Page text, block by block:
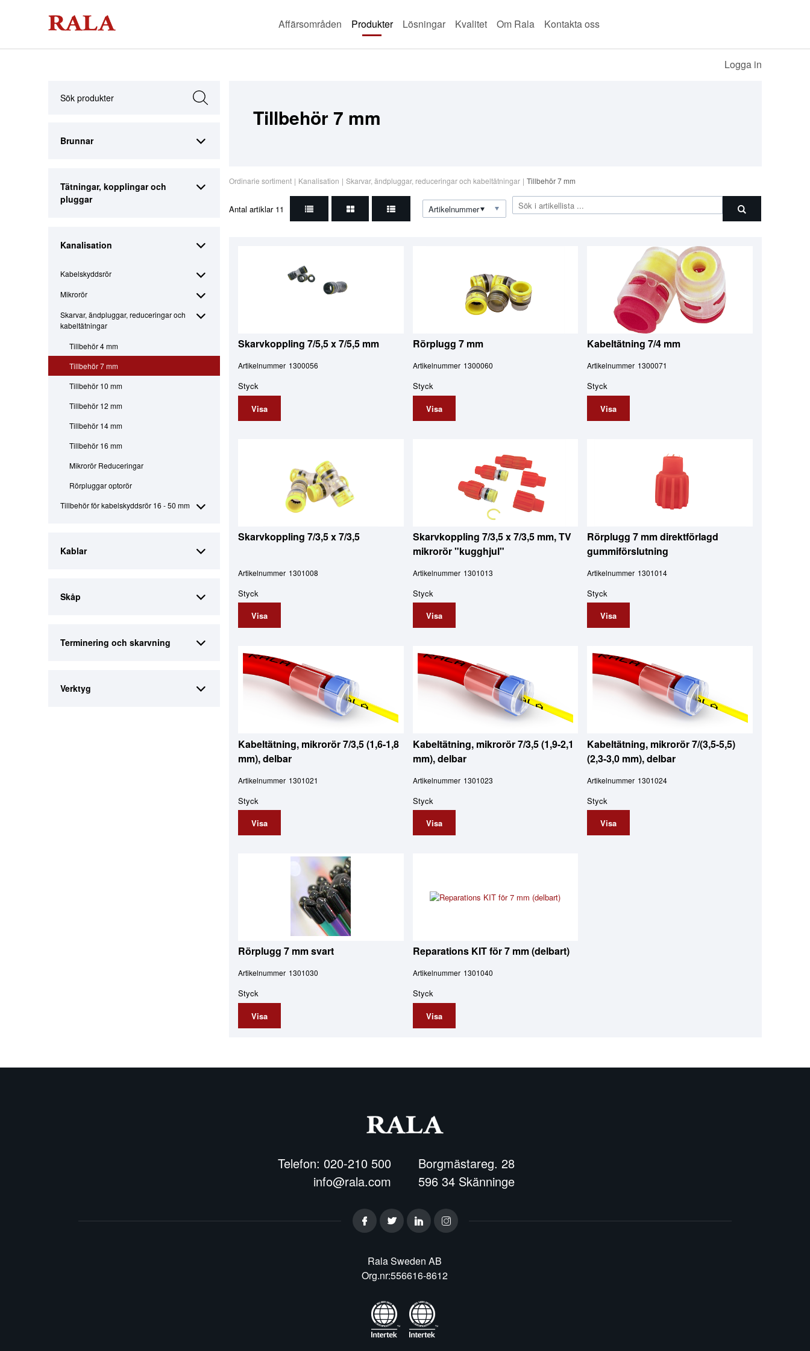
Affärsområden Produkter Lösningar Kvalitet Om Rala Kontakta oss
Logga in
Brunnar
Tätningar, kopplingar och
pluggar
Kanalisation
Kabelskyddsrör
Mikrorör
Skarvar, ändpluggar, reduceringar och
kabeltätningar
Tillbehör 4 mm
Tillbehör 7 mm
Tillbehör 10 mm
Tillbehör 12 mm
Tillbehör 14 mm
Tillbehör 16 mm
Mikrorör Reduceringar
Rörpluggar optorör
Tillbehör för kabelskyddsrör 16 - 50 mm
Kablar
Skåp
Terminering och skarvning
Verktyg
Tillbehör 7 mm
Ordinarie sortiment | Kanalisation | Skarvar, ändpluggar, reduceringar och kabeltätningar | Tillbehör 7 mm
Antal artiklar 11 Artikelnummer
Skarvkoppling 7/5,5 x 7/5,5 mm
Artikelnummer 1300056
Styck
Visa
Rörplugg 7 mm
Artikelnummer 1300060
Styck
Visa
Kabeltätning 7/4 mm
Artikelnummer 1300071
Styck
Visa
Skarvkoppling 7/3,5 x 7/3,5
Artikelnummer 1301008
Styck
Visa
Skarvkoppling 7/3,5 x 7/3,5 mm, TV
mikrorör "kugghjul"
Artikelnummer 1301013
Styck
Visa
Rörplugg 7 mm direktförlagd
gummiförslutning
Artikelnummer 1301014
Styck
Visa
Kabeltätning, mikrorör 7/3,5 (1,6-1,8
mm), delbar
Artikelnummer 1301021
Styck
Visa
Kabeltätning, mikrorör 7/3,5 (1,9-2,1
mm), delbar
Artikelnummer 1301023
Styck
Visa
Kabeltätning, mikrorör 7/(3,5-5,5)
(2,3-3,0 mm), delbar
Artikelnummer 1301024
Styck
Visa
Rörplugg 7 mm svart
Artikelnummer 1301030
Styck
Visa
Reparations KIT för 7 mm (delbart)
Artikelnummer 1301040
Styck
Visa
Telefon: 020-210 500
info@rala.com
Borgmästareg. 28
596 34 Skänninge
Rala Sweden AB
Org.nr:556616-8612